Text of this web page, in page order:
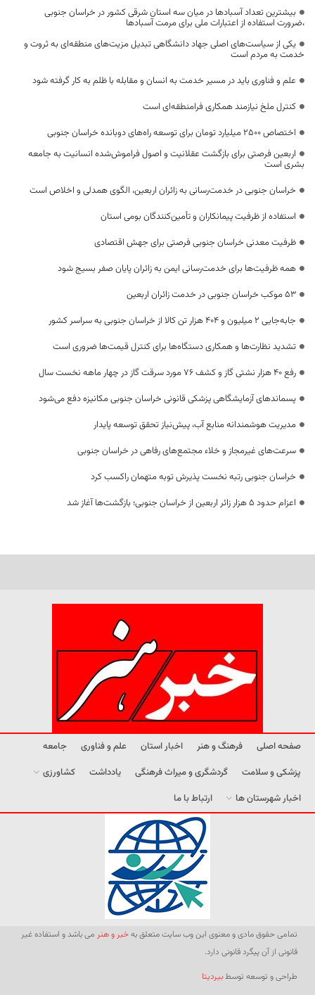
بیشترین تعداد آسبادها در میان سه استان شرقی کشور در خراسان جنوبی
،ضرورت استفاده از اعتبارات ملی برای مرمت آسبادها
یکی از سیاست‌های اصلی جهاد دانشگاهی تبدیل مزیت‌های منطقه‌ای به ثروت و
خدمت به مردم است
علم و فناوری باید در مسیر خدمت به انسان و مقابله با ظلم به کار گرفته شود
کنترل ملخ نیازمند همکاری فرامنطقه‌ای است
اختصاص 2500 میلیارد تومان برای توسعه راه‌های دوبانده خراسان جنوبی
اربعین فرصتی برای بازگشت عقلانیت و اصول فراموش‌شده انسانیت به جامعه
بشری است
خراسان جنوبی در خدمت‌رسانی به زائران اربعین، الگوی همدلی و اخلاص است
استفاده از ظرفیت پیمانکاران و تأمین‌کنندگان بومی استان
ظرفیت معدنی خراسان جنوبی فرصتی برای جهش اقتصادی
همه ظرفیت‌ها برای خدمت‌رسانی ایمن به زائران پایان صفر بسیج شود
53 موکب خراسان جنوبی در خدمت زائران اربعین
جابه‌جایی 2 میلیون و 404 هزار تن کالا از خراسان جنوبی به سراسر کشور
تشدید نظارت‌ها و همکاری دستگاه‌ها برای کنترل قیمت‌ها ضروری است
رفع 40 هزار نشتی گاز و کشف 76 مورد سرقت گاز در چهار ماهه نخست سال
پسماندهای آزمایشگاهی پزشکی قانونی خراسان جنوبی مکانیزه دفع می‌شود
مدیریت هوشمندانه منابع آب، پیش‌نیاز تحقق توسعه پایدار
سرعت‌های غیرمجاز و خلاء مجتمع‌های رفاهی در خراسان جنوبی
خراسان جنوبی رتبه نخست پذیرش توبه متهمان راکسب کرد
اعزام حدود 5 هزار زائر اربعین از خراسان جنوبی؛ بازگشت‌ها آغاز شد
صفحه اصلی فرهنگ و هنر اخبار استان علم و فناوری
جامعه
پزشکی و سلامت
گردشگری و میراث فرهنگی یادداشت
کشاورزی
اخبار شهرستان ها
ارتباط با ما
تمامی حقوق مادی و معنوی این وب سایت متعلق بهخبر و هنر می باشد و استفاده غیر
قانونی از آن پیگرد قانونی دارد.
طراحی و توسعه توسطبیردیتا